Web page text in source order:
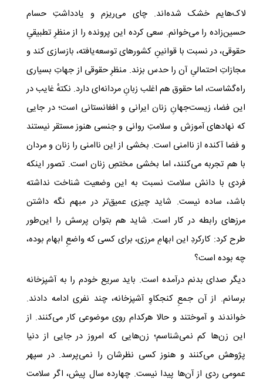
لاک‌هایم خشک شده‌اند. چای می‌ریزم و یادداشتِ حسام
حسین‌زاده را می‌خوانم. سعی کرده این پرونده را از منظرِ تطبیقیِ
حقوقی، در نسبت با قوانینِ کشورهای توسعه‌یافته، بازسازی کند و
مجازاتِ احتمالیِ آن را حدس بزند. منظرِ حقوقی از جهاتِ بسیاری
راه‌گشاست، اما حقوق هم اغلب زبانِ مردانه‌ای دارد. نکتهٔ غایب در
این فضا، زیست‌جهانِ زنان ایرانی و افغانستانی است؛ در جایی
که نهادهای آموزش و سلامتِ روانی و جنسی هنوز مستقر نیستند
و فضا آکنده از ناامنی است. بخشی از این ناامنی را زنان و مردان
با هم تجربه می‌کنند، اما بخشی مختصِ زنان است. تصور اینکه
فردی با دانش سلامت نسبت به این وضعیت شناخت نداشته
باشد، ساده نیست. شاید چیزی عمیق‌تر در مبهم نگه داشتن
مرزهای رابطه در کار است. شاید هم بتوان پرسش را این‌طور
طرح کرد: کارکردِ این ابهامِ مرزی، برای کسی که واضعِ ابهام بوده،
چه بوده است؟
دیگر صدای بدنم درآمده است. باید سریع خودم را به آشپزخانه
برسانم. از آن جمعِ کنجکاوِ آشپزخانه، چند نفری ادامه دادند.
خواندند و آموختند و حالا هرکدام روی موضوعی کار می‌کنند. از
این زن‌ها کم نمی‌شناسم؛ زن‌هایی که امروز در جایی از دنیا
پژوهش می‌کنند و هنوز کسی نظرشان را نمی‌پرسد. در سپهر
عمومی ردی از آن‌ها پیدا نیست. چهارده سال پیش، اگر سلامت